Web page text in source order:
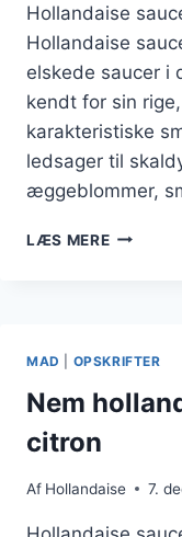
Hollandaise
Hollandaise
elskede saucer i
kendt for sin
karakteristiske
ledsager til
æggeblommer,
LÆS MERE
MAD OPSKRIFTER
Nem
citron
Af Hollandaise 7.